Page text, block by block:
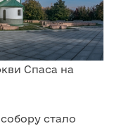
Спаса на
стало